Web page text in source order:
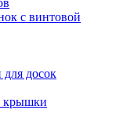
с винтовой
досок
крышки